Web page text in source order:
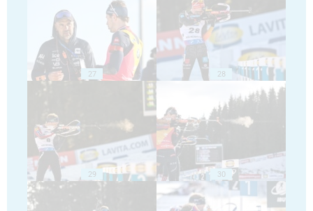
27 28
29 30